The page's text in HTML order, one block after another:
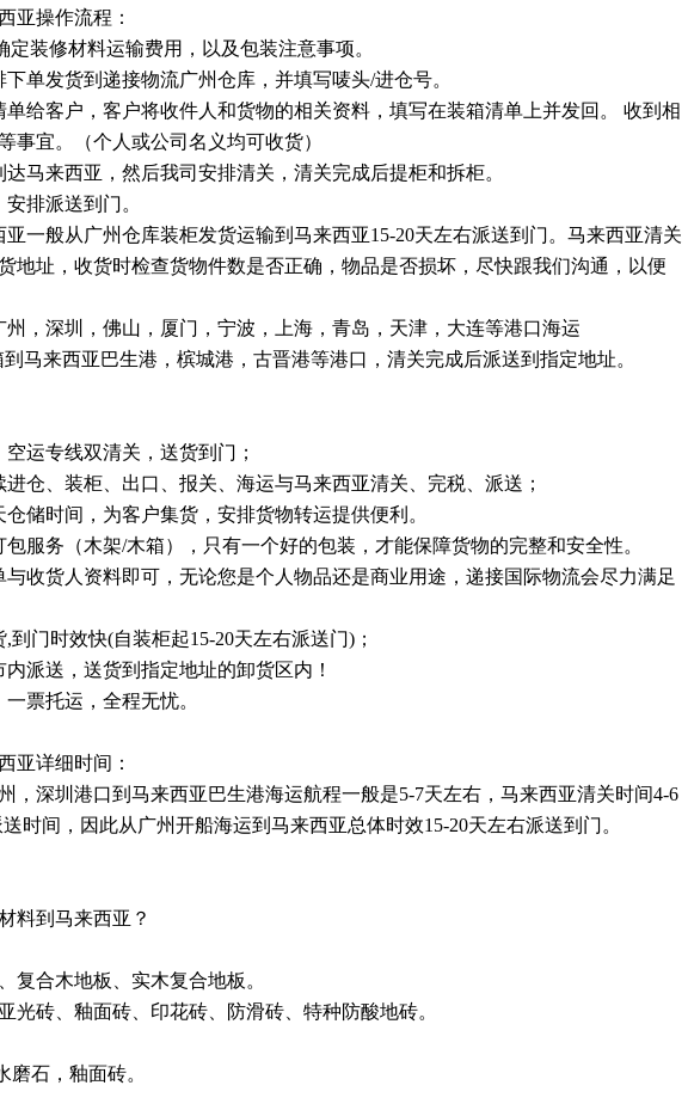
亚操作流程：
定装修材料运输费用，以及包装注意事项。
单发货到递接物流广州仓库，并填写唛头/进仓号。
给客户，客户将收件人和货物的相关资料，填写在装箱清单上并发回。 收到相
事宜。（个人或公司名义均可收货）
马来西亚，然后我司安排清关，清关完成后提柜和拆柜。
排派送到门。
一般从广州仓库装柜发货运输到马来西亚15-20天左右派送到门。马来西亚清关
地址，收货时检查货物件数是否正确，物品是否损坏，尽快跟我们沟通，以便
州，深圳，佛山，厦门，宁波，上海，青岛，天津，大连等港口海运
到马来西亚巴生港，槟城港，古晋港等港口，清关完成后派送到指定地址。
运专线双清关，送货到门；
仓、装柜、出口、报关、海运与马来西亚清关、完税、派送；
储时间，为客户集货，安排货物转运提供便利。
服务（木架/木箱），只有一个好的包装，才能保障货物的完整和安全性。
收货人资料即可，无论您是个人物品还是商业用途，递接国际物流会尽力满足
门时效快(自装柜起15-20天左右派送门)；
派送，送货到指定地址的卸货区内！
票托运，全程无忧。
亚详细时间：
，深圳港口到马来西亚巴生港海运航程一般是5-7天左右，马来西亚清关时间4-6
时间，因此从广州开船海运到马来西亚总体时效15-20天左右派送到门。
料到马来西亚？
复合木地板、实木复合地板。
光砖、釉面砖、印花砖、防滑砖、特种防酸地砖。
磨石，釉面砖。